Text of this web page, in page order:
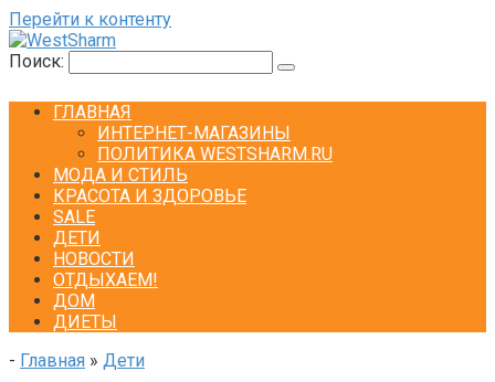
Перейти к контенту
Поиск:
ГЛАВНАЯ
ИНТЕРНЕТ-МАГАЗИНЫ
ПОЛИТИКА WESTSHARM.RU
МОДА И СТИЛЬ
КРАСОТА И ЗДОРОВЬЕ
SALE
ДЕТИ
НОВОСТИ
ОТДЫХАЕМ!
ДОМ
ДИЕТЫ
- Главная » Дети